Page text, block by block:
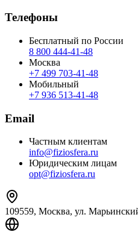
Телефоны
Бесплатный по России
8 800 444‑41‑48
Москва
+7 499 703‑41‑48
Мобильный
+7 936 513‑41‑48
Email
Частным клиентам
info@fiziosfera.ru
Юридическим лицам
opt@fiziosfera.ru
109559, Москва, ул.